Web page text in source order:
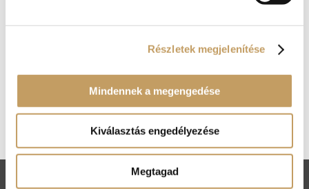
Részletek megjelenítése
Mindennek a megengedése
Kiválasztás engedélyezése
Megtagad
sok mindent lehet kihúzni a konyhafőnökből a
receptet illetően, hiszen itt is egy olyan fogásról
Nincsenek termékek a kosárban.
Adatkezelési tájékoztató